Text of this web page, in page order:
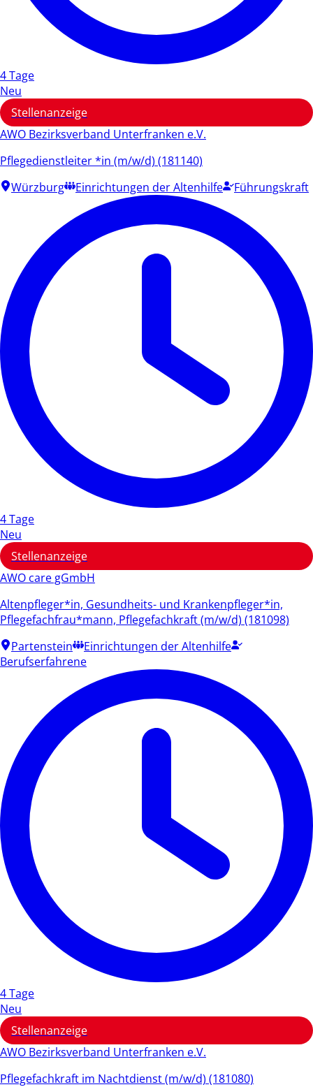
4 Tage
Neu
Stellenanzeige
AWO Bezirksverband Unterfranken e.V.
Pflegedienstleiter *in (m/w/d) (181140)
Würzburg
Einrichtungen der Altenhilfe Führungskraft
4 Tage
Neu
Stellenanzeige
AWO care gGmbH
Altenpfleger*in, Gesundheits- und Krankenpfleger*in,
Pflegefachfrau*mann, Pflegefachkraft (m/w/d) (181098)
Partenstein
Einrichtungen der Altenhilfe
Berufserfahrene
4 Tage
Neu
Stellenanzeige
AWO Bezirksverband Unterfranken e.V.
Pflegefachkraft im Nachtdienst (m/w/d) (181080)